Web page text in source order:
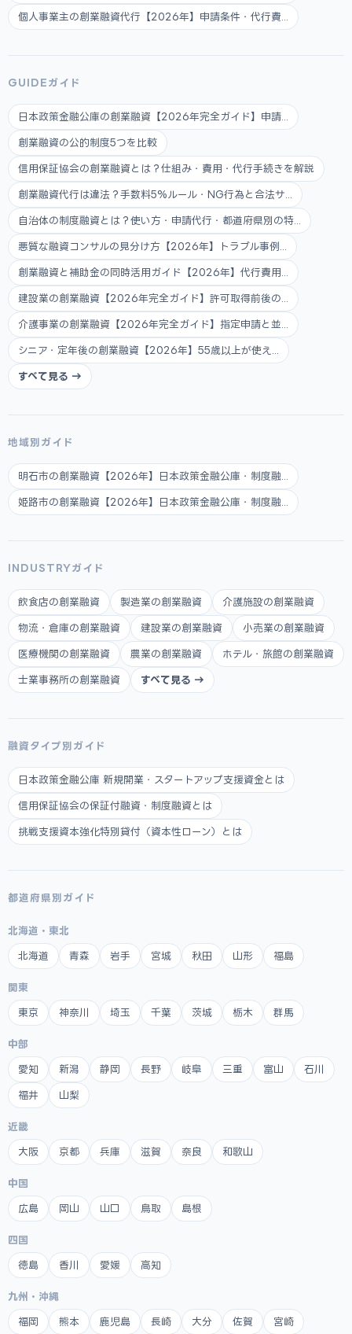
個人事業主の創業融資代行【2026年】申請条件・代行費...
GUIDEガイド
日本政策金融公庫の創業融資【2026年完全ガイド】申請...
創業融資の公的制度5つを比較
信用保証協会の創業融資とは？仕組み・費用・代行手続きを解説
創業融資代行は違法？手数料5%ルール・NG行為と合法サ...
自治体の制度融資とは？使い方・申請代行・都道府県別の特...
悪質な融資コンサルの見分け方【2026年】トラブル事例...
創業融資と補助金の同時活用ガイド【2026年】代行費用...
建設業の創業融資【2026年完全ガイド】許可取得前後の...
介護事業の創業融資【2026年完全ガイド】指定申請と並...
シニア・定年後の創業融資【2026年】55歳以上が使え...
すべて見る →
地域別ガイド
明石市の創業融資【2026年】日本政策金融公庫・制度融...
姫路市の創業融資【2026年】日本政策金融公庫・制度融...
INDUSTRYガイド
飲食店の創業融資 製造業の創業融資 介護施設の創業融資
物流・倉庫の創業融資 建設業の創業融資 小売業の創業融資
医療機関の創業融資 農業の創業融資 ホテル・旅館の創業融資
士業事務所の創業融資 すべて見る →
融資タイプ別ガイド
日本政策金融公庫 新規開業・スタートアップ支援資金とは
信用保証協会の保証付融資・制度融資とは
挑戦支援資本強化特別貸付（資本性ローン）とは
都道府県別ガイド
北海道・東北
北海道 青森 岩手 宮城 秋田 山形 福島
関東
東京 神奈川 埼玉 千葉 茨城 栃木 群馬
中部
愛知 新潟 静岡 長野 岐阜 三重 富山 石川
福井 山梨
近畿
大阪 京都 兵庫 滋賀 奈良 和歌山
中国
広島 岡山 山口 鳥取 島根
四国
徳島 香川 愛媛 高知
九州・沖縄
福岡 熊本 鹿児島 長崎 大分 佐賀 宮崎